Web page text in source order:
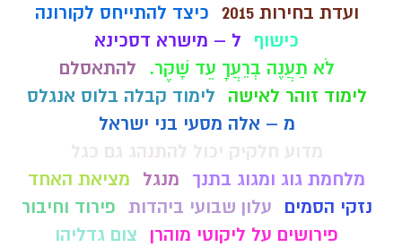
ועדת בחירות 2015
כיצד להתייחס לקורונה
כישוף
ל – מישרא דסכינא
לֹא תַעֲנֶה בְרֵעֲךָ עֵד שָׁקֶר.
להתאסלם
לימוד זוהר לאישה
לימוד קבלה בלוס אנגלס
מ – אלה מסעי בני ישראל
מדוע חלקיק יכול להתנהג גם כגל
מלחמת גוג ומגוג בתנך
מנגל
מציאת האחד
נזקי הסמים
עלון שבועי ביהדות פירוד וחיבור
פירושים על ליקוטי מוהרן
צום גדליהו